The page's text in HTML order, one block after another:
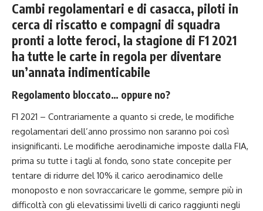
Cambi regolamentari e di casacca, piloti in
cerca di riscatto e compagni di squadra
pronti a lotte feroci, la stagione di F1 2021
ha tutte le carte in regola per diventare
un’annata indimenticabile
Regolamento bloccato… oppure no?
F1 2021 – Contrariamente a quanto si crede, le modifiche
regolamentari dell’anno prossimo non saranno poi così
insignificanti. Le modifiche aerodinamiche imposte dalla FIA,
prima su tutte i tagli al fondo, sono state concepite per
tentare di ridurre del 10% il carico aerodinamico delle
monoposto e non sovraccaricare le gomme, sempre più in
difficoltà con gli elevatissimi livelli di carico raggiunti negli